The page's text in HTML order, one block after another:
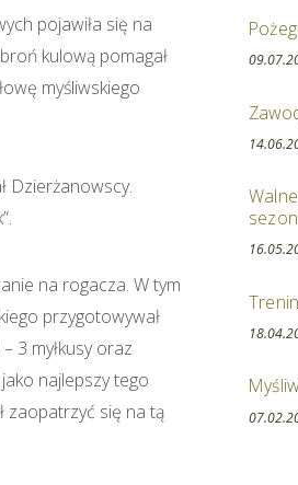
pojawiła się na
kulową pomagał
myśliwskiego
Dzierżanowscy.
na rogacza. W tym
przygotowywał
3 myłkusy oraz
najlepszy tego
zaopatrzyć się na tą